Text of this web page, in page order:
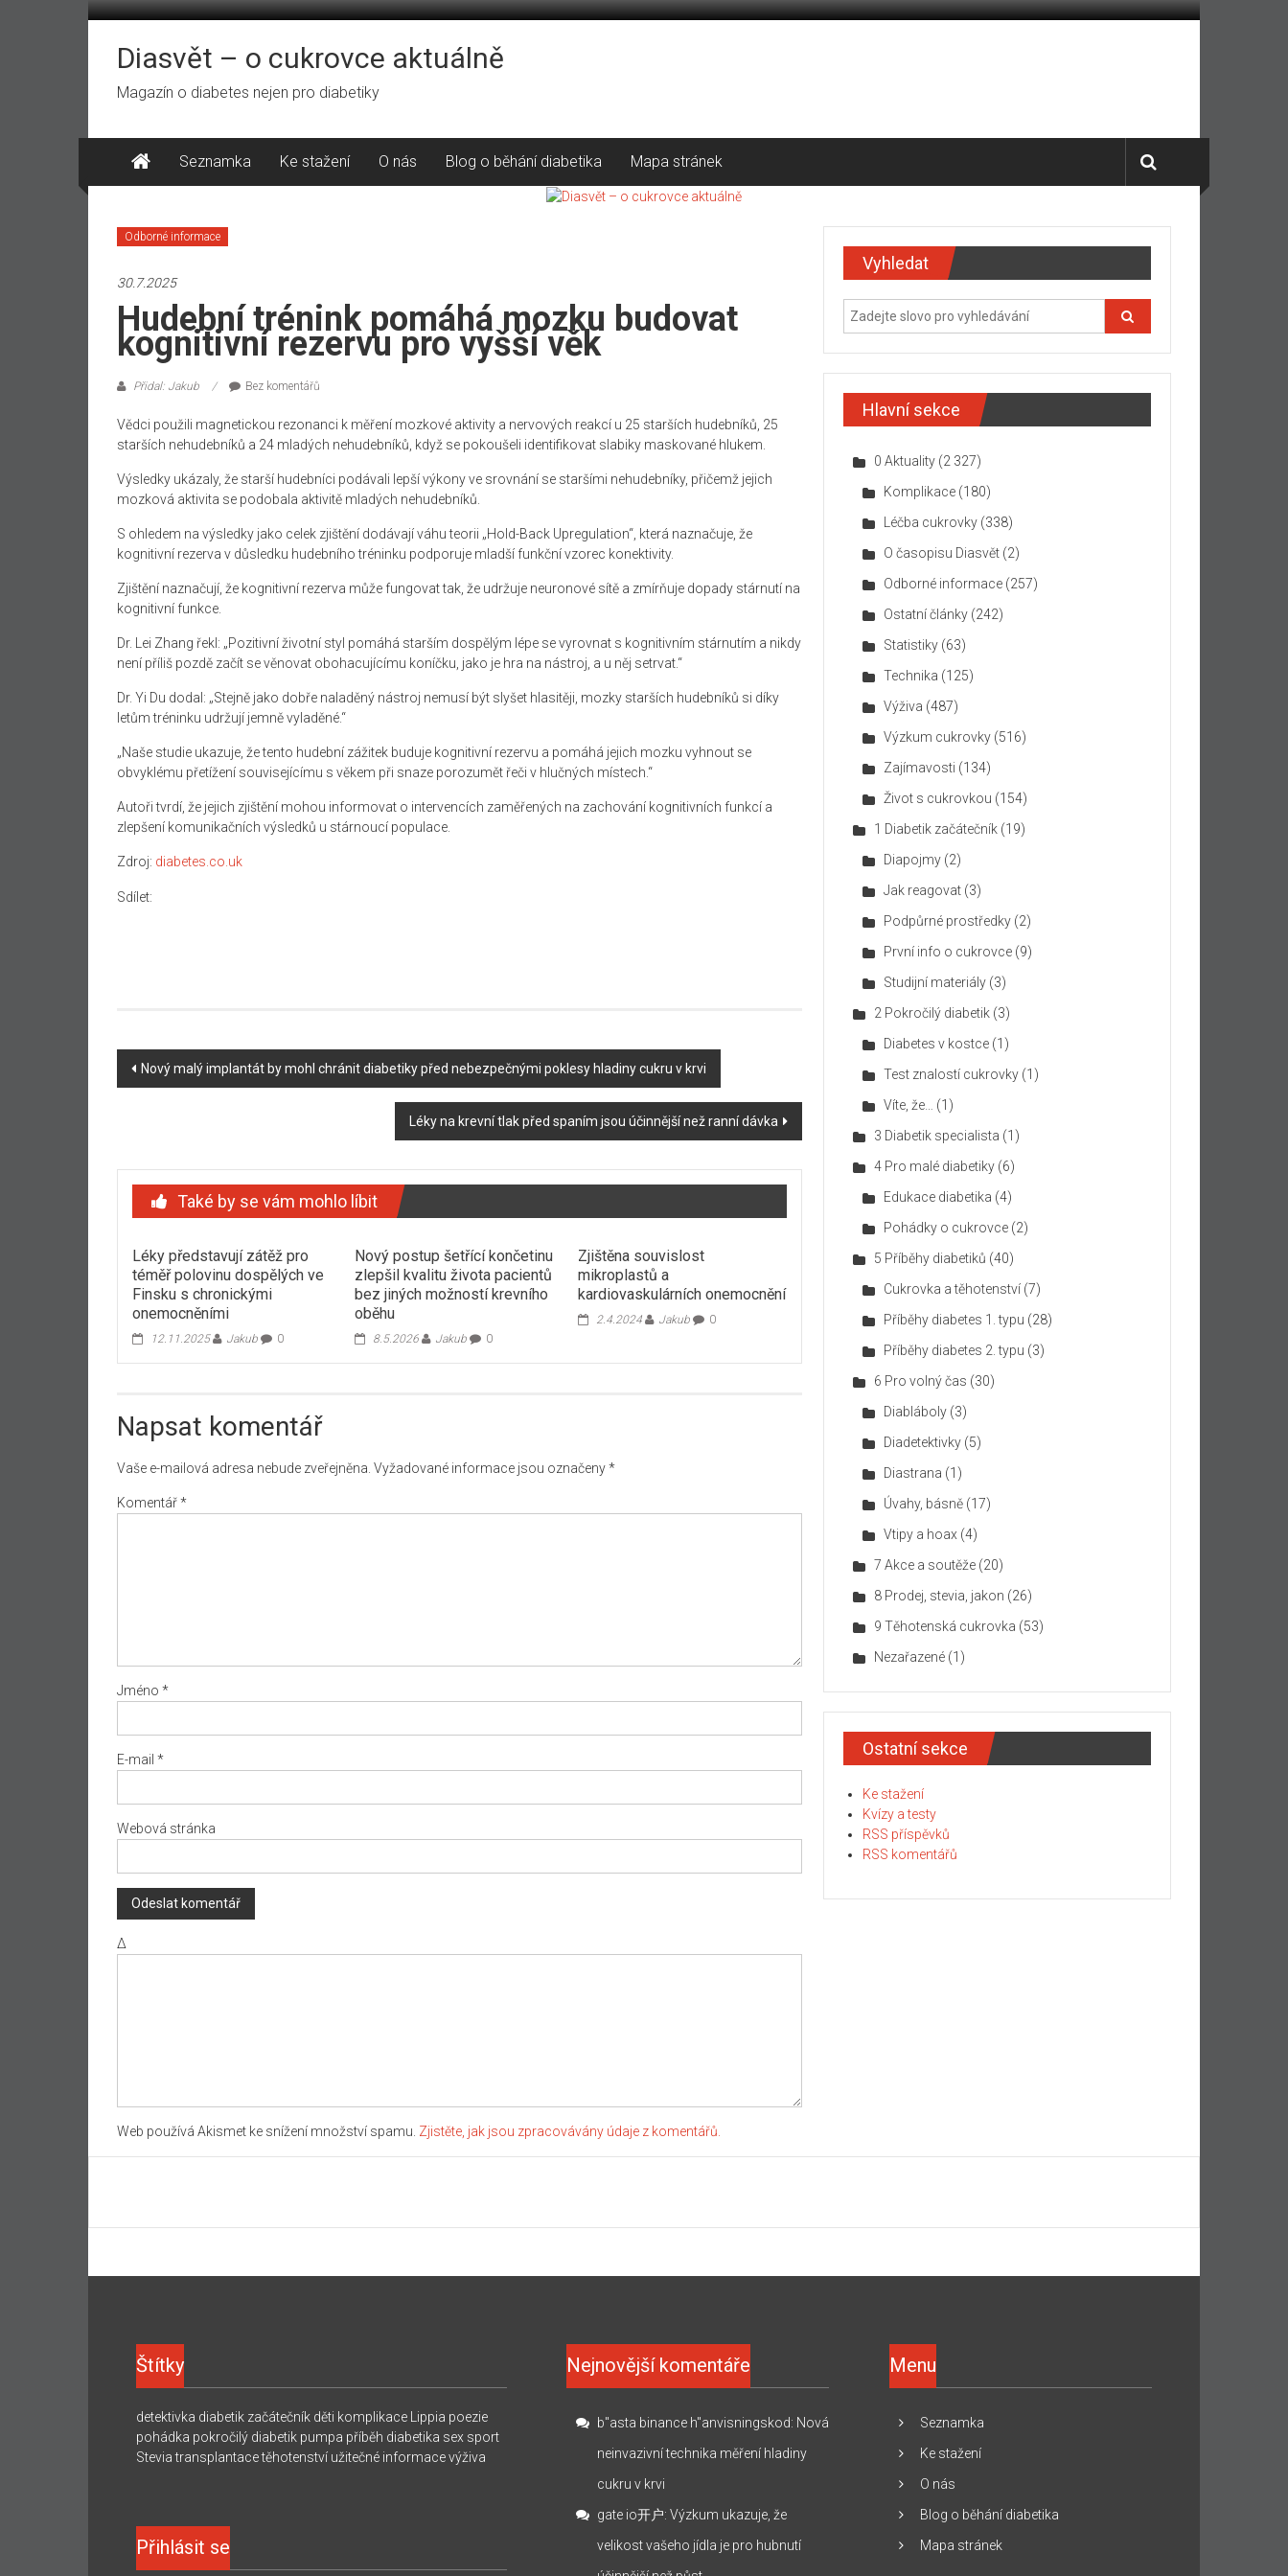
Přeskočit
obsahDiasvět – o cukrovce aktuálně
Magazín o diabetes nejen pro diabetiky
Seznamka Ke stažení O nás Blog o běhání diabetika Mapa stránek
Odborné informace
30.7.2025
Hudební trénink pomáhá mozku budovat
kognitivní rezervu pro vyšší věk
Přidal: Jakub Bez komentářů
Vědci použili magnetickou rezonanci k měření mozkové aktivity a nervových reakcí u 25 starších hudebníků, 25
starších nehudebníků a 24 mladých nehudebníků, když se pokoušeli identifikovat slabiky maskované hlukem.
Výsledky ukázaly, že starší hudebníci podávali lepší výkony ve srovnání se staršími nehudebníky, přičemž jejich
mozková aktivita se podobala aktivitě mladých nehudebníků.
S ohledem na výsledky jako celek zjištění dodávají váhu teorii „Hold-Back Upregulation“, která naznačuje, že
kognitivní rezerva v důsledku hudebního tréninku podporuje mladší funkční vzorec konektivity.
Zjištění naznačují, že kognitivní rezerva může fungovat tak, že udržuje neuronové sítě a zmírňuje dopady stárnutí na
kognitivní funkce.
Dr. Lei Zhang řekl: „Pozitivní životní styl pomáhá starším dospělým lépe se vyrovnat s kognitivním stárnutím a nikdy
není příliš pozdě začít se věnovat obohacujícímu koníčku, jako je hra na nástroj, a u něj setrvat.“
Dr. Yi Du dodal: „Stejně jako dobře naladěný nástroj nemusí být slyšet hlasitěji, mozky starších hudebníků si díky
letům tréninku udržují jemně vyladěné.“
„Naše studie ukazuje, že tento hudební zážitek buduje kognitivní rezervu a pomáhá jejich mozku vyhnout se
obvyklému přetížení souvisejícímu s věkem při snaze porozumět řeči v hlučných místech.“
Autoři tvrdí, že jejich zjištění mohou informovat o intervencích zaměřených na zachování kognitivních funkcí a
zlepšení komunikačních výsledků u stárnoucí populace.
Zdroj: diabetes.co.uk
Sdílet:
Navigace
Nový malý implantát by mohl chránit diabetiky před nebezpečnými poklesy hladiny cukru v krvi
Léky na krevní tlak před spaním jsou účinnější než ranní dávka
Také by se vám mohlo líbit
Léky představují zátěž pro
téměř polovinu dospělých ve
Finsku s chronickými
onemocněními
12.11.2025 Jakub 0
Nový postup šetřící končetinu
zlepšil kvalitu života pacientů
bez jiných možností krevního
oběhu
8.5.2026 Jakub 0
Zjištěna souvislost
mikroplastů a
kardiovaskulárních onemocnění
2.4.2024 Jakub 0
Napsat komentář
Vaše e-mailová adresa nebude zveřejněna. Vyžadované informace jsou označeny*
Komentář*
Jméno *
E-mail *
Webová stránka
Δ
Web používá Akismet ke snížení množství spamu. Zjistěte, jak jsou zpracovávány údaje z komentářů.
Vyhledat
Hlavní sekce
0 Aktuality (2 327)
Komplikace (180)
Léčba cukrovky (338)
O časopisu Diasvět (2)
Odborné informace (257)
Ostatní články (242)
Statistiky (63)
Technika (125)
Výživa (487)
Výzkum cukrovky (516)
Zajímavosti (134)
Život s cukrovkou (154)
1 Diabetik začátečník (19)
Diapojmy (2)
Jak reagovat (3)
Podpůrné prostředky (2)
První info o cukrovce (9)
Studijní materiály (3)
2 Pokročilý diabetik (3)
Diabetes v kostce (1)
Test znalostí cukrovky (1)
Víte, že…
(1)
3 Diabetik specialista (1)
4 Pro malé diabetiky (6)
Edukace diabetika (4)
Pohádky o cukrovce (2)
5 Příběhy diabetiků (40)
Cukrovka a těhotenství (7)
Příběhy diabetes 1. typu (28)
Příběhy diabetes 2. typu (3)
6 Pro volný čas (30)
Diabláboly (3)
Diadetektivky (5)
Diastrana (1)
Úvahy, básně (17)
Vtipy a hoax (4)
7 Akce a soutěže (20)
8 Prodej, stevia, jakon (26)
9 Těhotenská cukrovka (53)
Nezařazené (1)
Ostatní sekce
Ke stažení
Kvízy a testy
RSS příspěvků
RSS komentářů
Štítky
detektivka diabetik začátečník děti komplikace Lippia poezie
pohádka pokročilý diabetik pumpa příběh diabetika sex sport
Stevia transplantace těhotenství užitečné informace výživa
Přihlásit se
Nejnovější komentáře
b"asta binance h"anvisningskod: Nová
neinvazivní technika měření hladiny
cukru v krvi
gate io开户:Výzkum ukazuje, že
velikost vašeho jídla je pro hubnutí
Menu
Seznamka
Ke stažení
O nás
Blog o běhání diabetika
Mapa stránek